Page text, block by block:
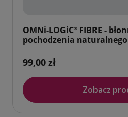
OMNi-LOGiC® FIBRE -
pochodzenia naturalnego
99,00 zł
Zobacz